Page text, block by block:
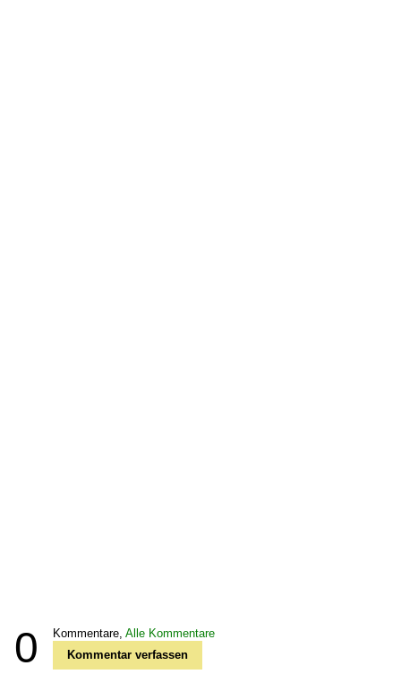
0 Kommentare, Alle Kommentare
Kommentar verfassen